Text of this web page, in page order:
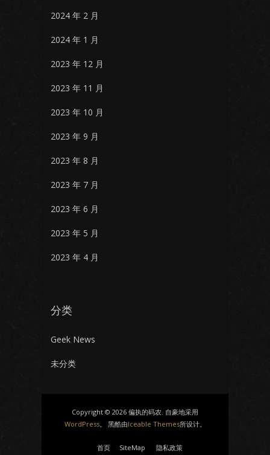
2024 年 2 月
2024 年 1 月
2023 年 12 月
2023 年 11 月
2023 年 10 月
2023 年 9 月
2023 年 8 月
2023 年 7 月
2023 年 6 月
2023 年 5 月
2023 年 4 月
分类
Geek News
未分类
Copyright © 2026 偏执的码农. 自豪地采用
WordPress。 黑酷由Iceable Themes所设计。
首页 SiteMap 隐私政策